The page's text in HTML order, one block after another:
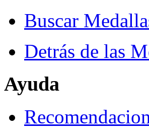
Buscar
Detrás de las
Ayuda